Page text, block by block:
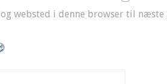
websted i denne browser til næste